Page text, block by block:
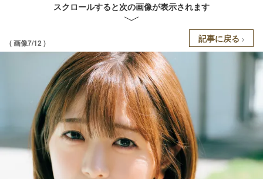
スクロールすると次の画像が表示されます
( 画像7/12 ) 記事に戻る